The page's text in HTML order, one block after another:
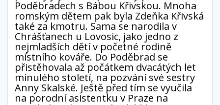
Poděbradech s Bábou Křivskou. Mnoha
romským dětem pak byla Zdeňka Křivská
také za kmotru. Sama se narodila v
Chrášťanech u Lovosic, jako jedno z
nejmladších dětí v početné rodině
místního kováře. Do Poděbrad se
přistěhovala až počátkem dvacátých let
minulého století, na pozvání své sestry
Anny Skalské. Ještě před tím se vyučila
na porodní asistentku v Praze na